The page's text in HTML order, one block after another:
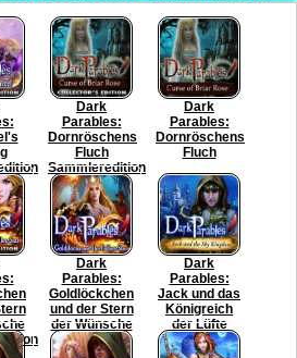
Dark
Parables:
Dornröschens
Fluch
Sammleredition
Dark
Parables:
Dornröschens
Fluch
Dark
Parables:
Goldlöckchen
und der Stern
der Wünsche
Dark
Parables:
Jack und das
Königreich
der Lüfte